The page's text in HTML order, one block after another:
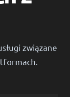
związane